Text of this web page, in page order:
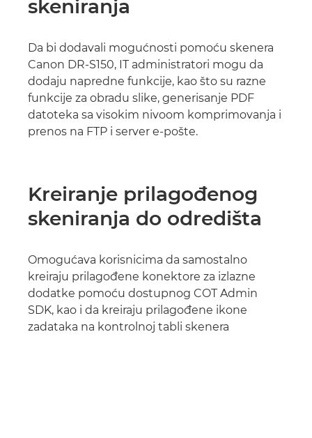
skeniranja
Da bi dodavali mogućnosti pomoću skenera
Canon DR-S150, IT administratori mogu da
dodaju napredne funkcije, kao što su razne
funkcije za obradu slike, generisanje PDF
datoteka sa visokim nivoom komprimovanja i
prenos na FTP i server e-pošte.
Kreiranje prilagođenog
skeniranja do odredišta
Omogućava korisnicima da samostalno
kreiraju prilagođene konektore za izlazne
dodatke pomoću dostupnog COT Admin
SDK, kao i da kreiraju prilagođene ikone
zadataka na kontrolnoj tabli skenera